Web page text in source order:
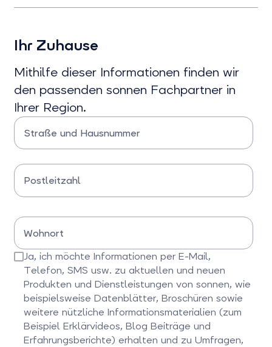
Ihr Zuhause
Mithilfe dieser Informationen finden wir
den passenden sonnen Fachpartner in
Ihrer Region.
Straße und Hausnummer
Postleitzahl
Wohnort
Bitte Wohnort eingeben
Ja, ich möchte Informationen per E-Mail,
Telefon, SMS usw. zu aktuellen und neuen
Produkten und Dienstleistungen von sonnen, wie
beispielsweise Datenblätter, Broschüren sowie
weitere nützliche Informationsmaterialien (zum
Beispiel Erklärvideos, Blog Beiträge und
Erfahrungsberichte) erhalten und zu Umfragen,